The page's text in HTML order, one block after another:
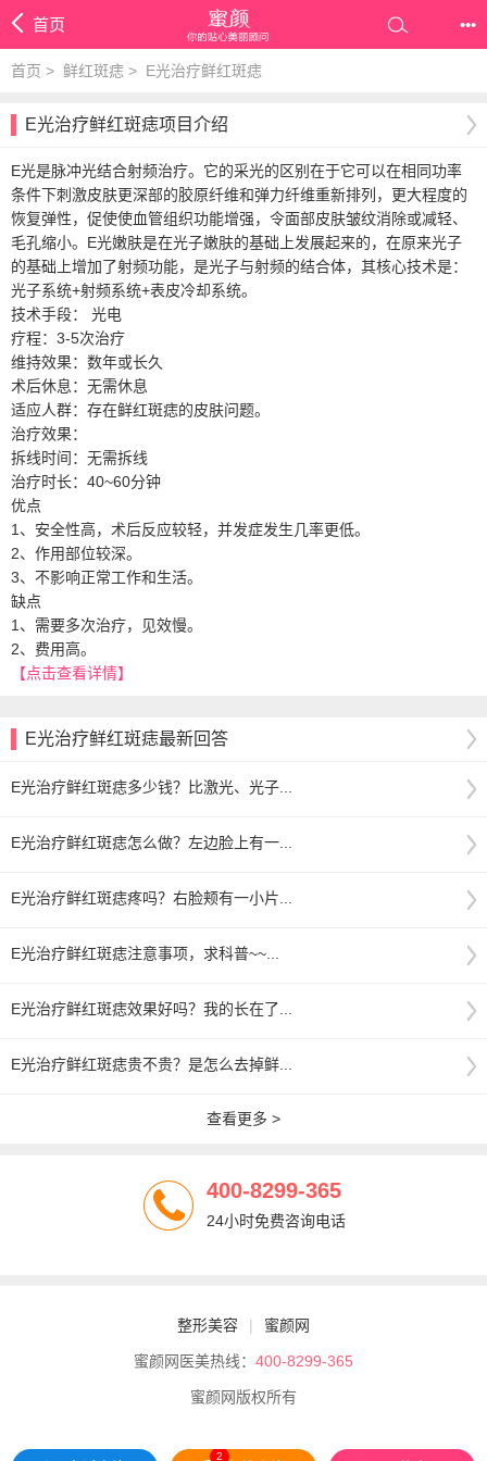
首页 •••
首页 > 鲜红斑痣 > E光治疗鲜红斑痣
E光治疗鲜红斑痣项目介绍
E光是脉冲光结合射频治疗。它的采光的区别在于它可以在相同功率
条件下刺激皮肤更深部的胶原纤维和弹力纤维重新排列，更大程度的
恢复弹性，促使使血管组织功能增强，令面部皮肤皱纹消除或减轻、
毛孔缩小。E光嫩肤是在光子嫩肤的基础上发展起来的，在原来光子
的基础上增加了射频功能，是光子与射频的结合体，其核心技术是：
光子系统+射频系统+表皮冷却系统。
技术手段： 光电
疗程：3-5次治疗
维持效果：数年或长久
术后休息：无需休息
适应人群：存在鲜红斑痣的皮肤问题。
治疗效果：
拆线时间：无需拆线
治疗时长：40~60分钟
优点
1、安全性高，术后反应较轻，并发症发生几率更低。
2、作用部位较深。
3、不影响正常工作和生活。
缺点
1、需要多次治疗，见效慢。
2、费用高。
【点击查看详情】
E光治疗鲜红斑痣最新回答
E光治疗鲜红斑痣多少钱？比激光、光子...
E光治疗鲜红斑痣怎么做？左边脸上有一...
E光治疗鲜红斑痣疼吗？右脸颊有一小片...
E光治疗鲜红斑痣注意事项，求科普~~...
E光治疗鲜红斑痣效果好吗？我的长在了...
E光治疗鲜红斑痣贵不贵？是怎么去掉鲜...
查看更多 >
400-8299-365
24小时免费咨询电话
整形美容 | 蜜颜网
蜜颜网医美热线： 400-8299-365
蜜颜网版权所有
2